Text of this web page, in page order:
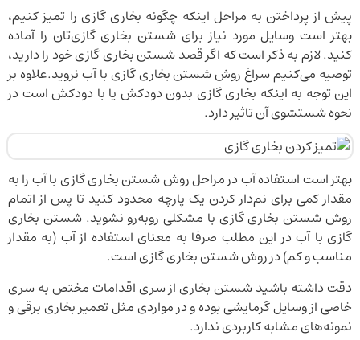
پیش از پرداختن به مراحل اینکه چگونه بخاری گازی را تمیز کنیم،
بهتر است وسایل مورد نیاز برای شستن بخاری گازی‌تان را آماده
کنید. لازم به ذکر است که اگر قصد شستن بخاری گازی خود را دارید،
توصیه می‌کنیم سراغ روش شستن بخاری گازی با آب نروید.علاوه بر
این توجه به اینکه بخاری گازی بدون دودکش یا با دودکش است در
نحوه شستشوی آن تاثیر دارد.
بهتر است استفاده آب در مراحل روش شستن بخاری گازی با آب را به
مقدار کمی برای نم‌دار کردن یک پارچه محدود کنید تا پس از اتمام
روش شستن بخاری گازی با مشکلی روبه‌رو نشوید. شستن بخاری
گازی با آب در این مطلب صرفا به معنای استفاده از آب (به مقدار
مناسب و کم) در روش شستن بخاری گازی است.
دقت داشته باشید شستن بخاری از سری اقدامات مختص به سری
خاصی از وسایل گرمایشی بوده و در مواردی مثل تعمیر بخاری برقی و
نمونه‌های مشابه کاربردی ندارد.